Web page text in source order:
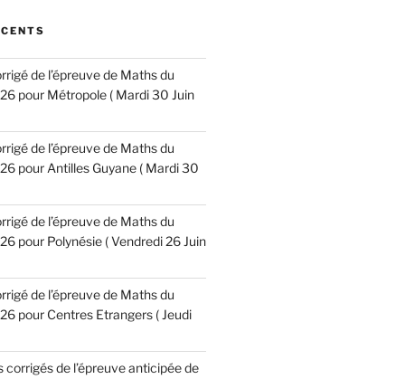
de l’épreuve de Maths du
pour Métropole ( Mardi 30 Juin
de l’épreuve de Maths du
pour Antilles Guyane ( Mardi 30
de l’épreuve de Maths du
pour Polynésie ( Vendredi 26 Juin
de l’épreuve de Maths du
pour Centres Etrangers ( Jeudi
corrigés de l’épreuve anticipée de